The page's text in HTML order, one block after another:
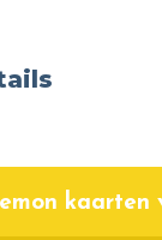
kaarten